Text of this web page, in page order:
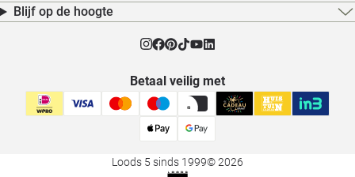
Blijf op de hoogte
Betaal veilig met
Loods 5 sinds 1999© 2026